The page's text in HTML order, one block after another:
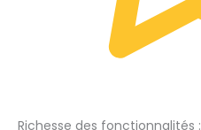
Richesse des fonctionnalités :